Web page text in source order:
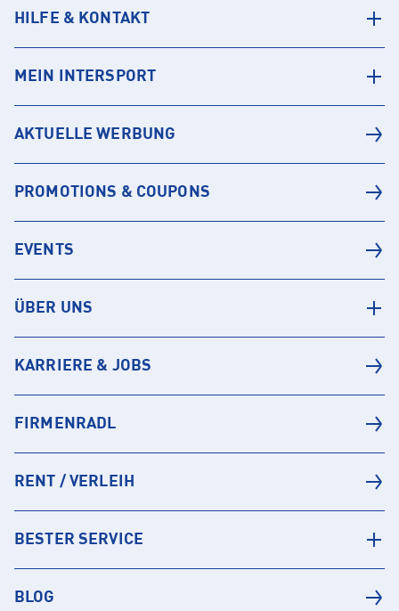
HILFE & KONTAKT
MEIN INTERSPORT
AKTUELLE WERBUNG
PROMOTIONS & COUPONS
EVENTS
ÜBER UNS
KARRIERE & JOBS
FIRMENRADL
RENT / VERLEIH
BESTER SERVICE
BLOG